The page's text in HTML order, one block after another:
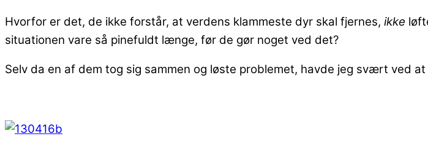
Hvorfor er det, de ikke forstår, at verdens klammeste dyr skal fjernes, ikke
situationen vare så pinefuldt længe, før de gør noget ved det?
Selv da en af dem tog sig sammen og løste problemet, havde jeg svært ved